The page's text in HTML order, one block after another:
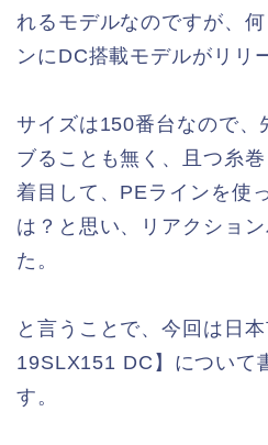
れるモデルなのですが、
ンにDC搭載モデルがリリ
サイズは150番台なので、
ブることも無く、且つ糸
着目して、PEラインを使
は？と思い、リアクショ
た。
と言うことで、今回は日
19SLX151 DC】について
す。